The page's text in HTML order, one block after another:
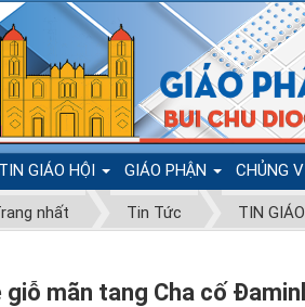
TIN GIÁO HỘI GIÁO PHẬN CHỦNG
nhất Tin Tức TIN
giỗ mãn tang Cha cố